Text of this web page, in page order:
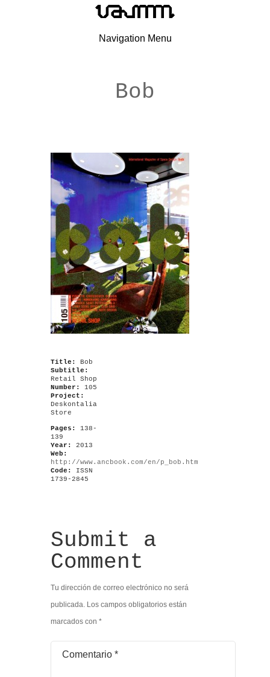
Navigation Menu
Bob
Title: Bob
Subtitle:
Retail Shop
Number: 105
Project:
Deskontalia
Store
Pages: 138-
139
Year: 2013
Web:
http://www.ancbook.com/en/p_bob.htm
Code: ISSN
1739-2845
Submit a
Comment
Tu dirección de correo electrónico no será
publicada. Los campos obligatorios están
marcados con *